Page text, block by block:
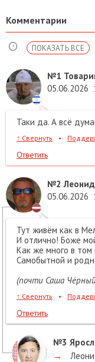
Комментарии
ПОКАЗАТЬ ВСЕ
№1
05.06.2026
Таки да. А всё
↑ Свернуть •
Ответить
№2
05.06.2026
Тут живём как в
И отлично! Боже
Как же много в том
Самобытной и
(почти Саша
↑ Свернуть •
Ответить
№3
→